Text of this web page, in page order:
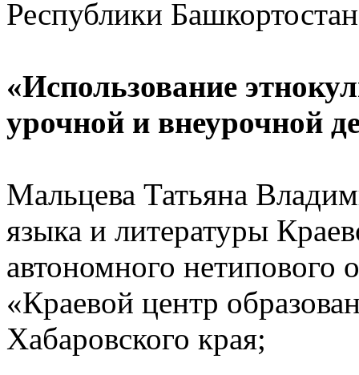
Республики
«Использование
урочной и внеурочной
Мальцева Татьяна
языка и литературы
автономного нетипового
«Краевой центр
Хабаровского края;